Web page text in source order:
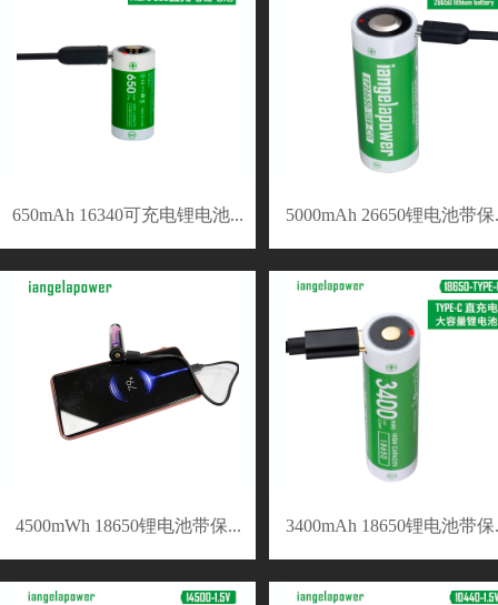
650mAh 16340可充电锂电池... 5000mAh 26650锂电池带保
4500mWh 18650锂电池带保... 3400mAh 18650锂电池带保